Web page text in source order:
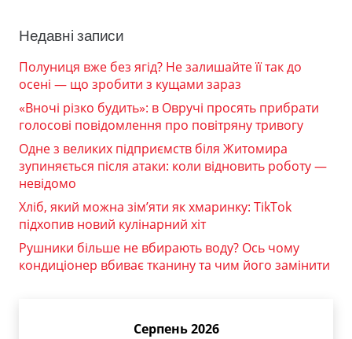
Недавні записи
Полуниця вже без ягід? Не залишайте її так до
осені — що зробити з кущами зараз
«Вночі різко будить»: в Овручі просять прибрати
голосові повідомлення про повітряну тривогу
Одне з великих підприємств біля Житомира
зупиняється після атаки: коли відновить роботу —
невідомо
Хліб, який можна зім’яти як хмаринку: TikTok
підхопив новий кулінарний хіт
Рушники більше не вбирають воду? Ось чому
кондиціонер вбиває тканину та чим його замінити
Серпень 2026